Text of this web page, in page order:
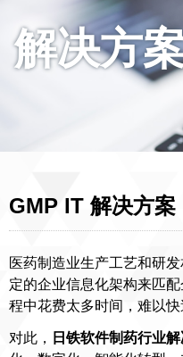
解决方
GMP IT 解决方
医药制造业生产工艺和研
定的企业信息化架构来匹
程中花费太多时间，难以快
对此， 日铁软件制药行业